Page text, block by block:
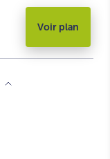
Voir plan